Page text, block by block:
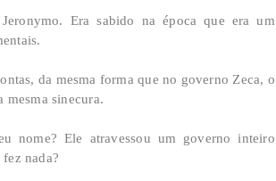
Era sabido na época que era um
da mesma forma que no governo Zeca, o
mesma sinecura.
nome? Ele atravessou um governo inteiro
nada?